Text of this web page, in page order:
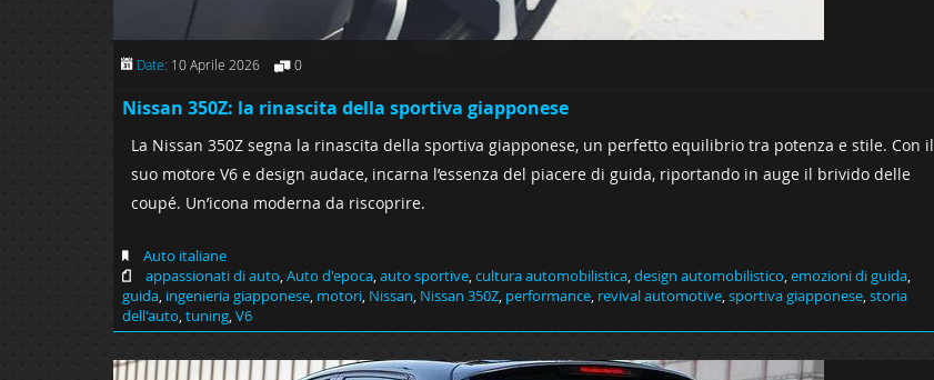
Date: 10 Aprile 2026 0
Nissan 350Z: la rinascita della sportiva giapponese
La Nissan 350Z segna la rinascita della sportiva giapponese, un perfetto equilibrio tra potenza e stile. Con il
suo motore V6 e design audace, incarna l’essenza del piacere di guida, riportando in auge il brivido delle
coupé. Un’icona moderna da riscoprire.
Auto italiane
appassionati di auto,Auto d'epoca,auto sportive,cultura automobilistica,design automobilistico,emozioni di guida,
guida, ingenieria giapponese, motori, Nissan, Nissan 350Z, performance, revival automotive,sportiva giapponese,storia
dell'auto,tuning,V6